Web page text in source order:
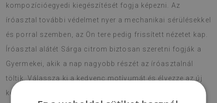
kompozícióegyedi kiegészítését fogja képezni. Az
íróasztal további védelmet nyer a mechanikai sérülésekkel
és porral szemben, az Ön tere pedig frissített nézetet kap.
Íróasztal alátét Sárga citrom biztosan szeretni fogják a
Gyermekei, akik a nap nagyobb részét az íróasztalnál
töltik. Válassza ki a kedvenc motívumát és élvezze az új
kelléket hosszú időn keresztül.